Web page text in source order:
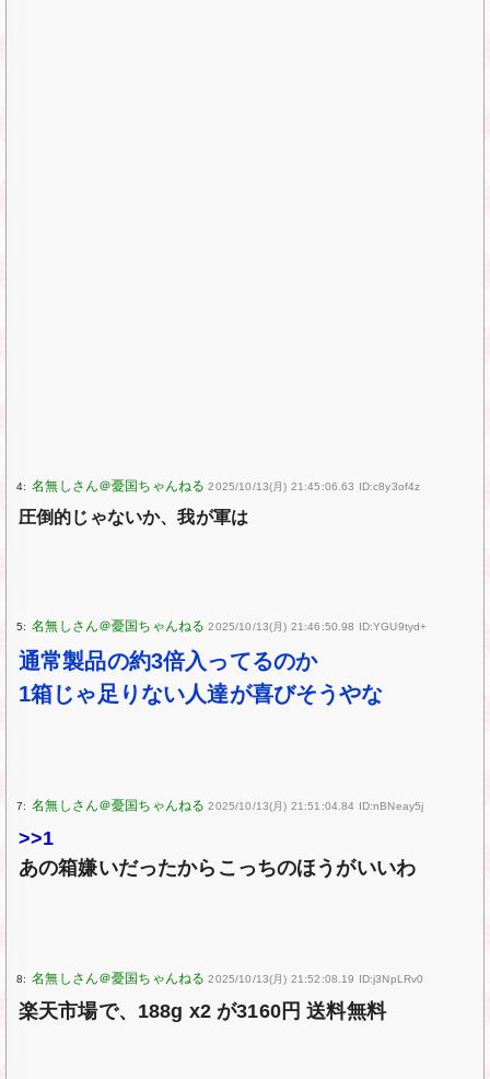
4: 2025/10/13(月) 21:45:06.63 ID:c8y3of4z
圧倒的じゃないか、我が軍は
5: 2025/10/13(月) 21:46:50.98 ID:YGU9tyd+
通常製品の約3倍入ってるのか
1箱じゃ足りない人達が喜びそうやな
7: 2025/10/13(月) 21:51:04.84 ID:nBNeay5j
>>1
あの箱嫌いだったからこっちのほうがいいわ
8: 2025/10/13(月) 21:52:08.19 ID:j3NpLRv0
楽天市場で、188g x2 が3160円 送料無料